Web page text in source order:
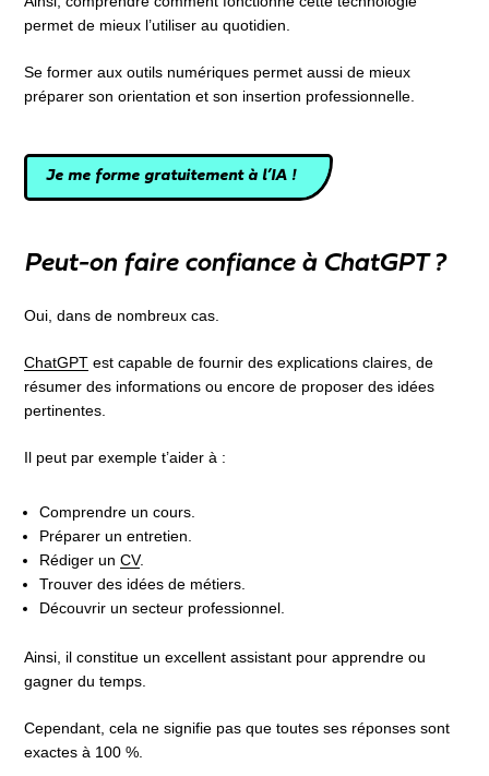
permet de mieux l’utiliser au quotidien.
Se former aux outils numériques permet aussi de mieux
préparer son orientation et son insertion professionnelle.
Je me forme gratuitement à l’IA !
Peut-on faire confiance à ChatGPT ?
Oui, dans de nombreux cas.
ChatGPT est capable de fournir des explications claires, de
résumer des informations ou encore de proposer des idées
pertinentes.
Il peut par exemple t’aider à :
Comprendre un cours.
Préparer un entretien.
Rédiger unCV.
Trouver des idées de métiers.
Découvrir un secteur professionnel.
Ainsi, il constitue un excellent assistant pour apprendre ou
gagner du temps.
Cependant, cela ne signifie pas que toutes ses réponses sont
exactes à 100 %.